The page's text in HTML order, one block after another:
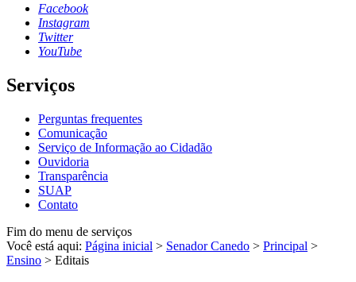
Facebook
Instagram
Twitter
YouTube
Serviços
Perguntas frequentes
Comunicação
Serviço de Informação ao Cidadão
Ouvidoria
Transparência
SUAP
Contato
Fim do menu de serviços
Você está aqui: Página inicial > Senador Canedo > Principal >
Ensino > Editais